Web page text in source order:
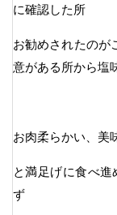
に確認した所
お勧めされたのが
意がある所から塩
お肉柔らかい、美
と満足げに食べ
ず